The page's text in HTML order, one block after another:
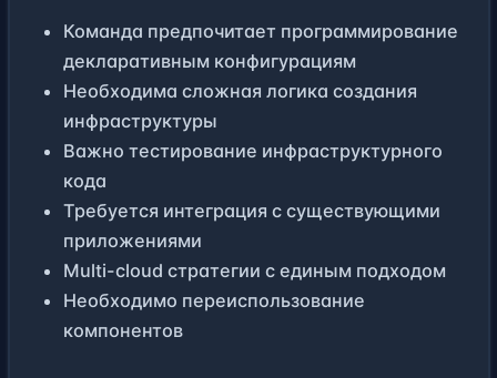
Команда предпочитает программирование
декларативным конфигурациям
Необходима сложная логика создания
инфраструктуры
Важно тестирование инфраструктурного
кода
Требуется интеграция с существующими
приложениями
Multi-cloud стратегии с единым подходом
Необходимо переиспользование
компонентов